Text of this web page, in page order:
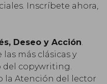
Inscríbete ahora,
Deseo y Acción
más clásicas y
del copywriting.
la Atención del lector